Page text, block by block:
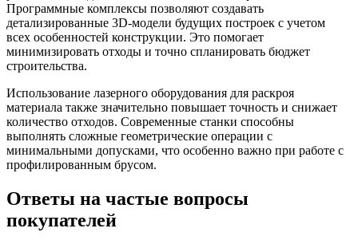
Программные комплексы позволяют создавать
детализированные 3D-модели будущих построек с учетом
всех особенностей конструкции. Это помогает
минимизировать отходы и точно спланировать бюджет
строительства.
Использование лазерного оборудования для раскроя
материала также значительно повышает точность и снижает
количество отходов. Современные станки способны
выполнять сложные геометрические операции с
минимальными допусками, что особенно важно при работе с
профилированным брусом.
Ответы на частые вопросы
покупателей